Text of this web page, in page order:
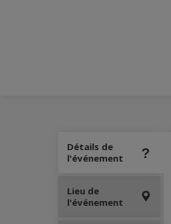
Détails de
l'événement
Lieu de
l'événement